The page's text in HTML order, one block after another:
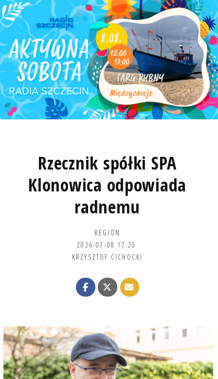
Rzecznik spółki SPA
Klonowica odpowiada
radnemu
REGION
2026-07-08 17:20
KRZYSZTOF CICHOCKI